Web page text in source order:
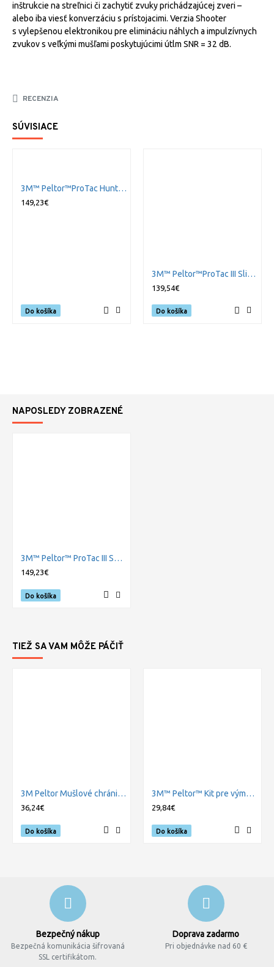
inštrukcie na streľnici či zachytiť zvuky prichádzajúcej zveri –
alebo iba viesť konverzáciu s prístojacimi. Verzia Shooter
s vylepšenou elektronikou pre elimináciu náhlych a impulzívnych
zvukov s veľkými mušľami poskytujúcimi útlm SNR = 32 dB.
RECENZIA
SÚVISIACE
3M™ Peltor™ProTac Hunter hlavová sada, zelená
149,23€
Do košíka
3M™ Peltor™ProTac III Slim, hlavová páska, čierne
139,54€
Do košíka
NAPOSLEDY ZOBRAZENÉ
3M™ Peltor™ ProTac III Shooter hlavová sada, zelené
149,23€
Do košíka
TIEŽ SA VAM MÔŽE PÁČIŤ
3M Peltor Mušlové chrániče Bull's Eye I, skladacie, zelené, 27dB, 1 set
36,24€
Do košíka
3M™ Peltor™ Kit pre výmenu krytov mušlí (čierna) pre SportTac, 1 sada
29,84€
Do košíka
Bezpečný nákup
Bezpečná komunikácia šifrovaná
SSL certifikátom.
Doprava zadarmo
Pri objednávke nad 60 €